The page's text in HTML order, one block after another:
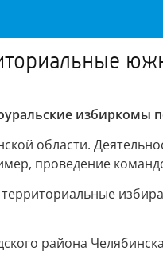
избиркомы
области.
проведение
района